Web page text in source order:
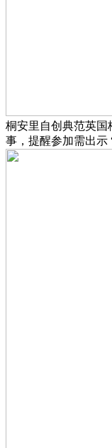
桐安里自创典范英国
事，提醒参加需出示